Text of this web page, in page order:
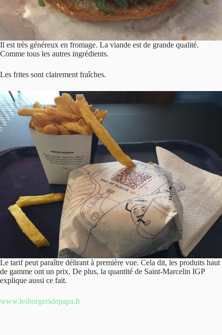
Il est très généreux en fromage. La viande est de grande qualité.
Comme tous les autres ingrédients.
Les frites sont clairement fraîches.
Le tarif peut paraître délirant à première vue. Cela dit, les produits haut
de gamme ont un prix. De plus, la quantité de Saint-Marcelin IGP
explique aussi ce fait.
www.lesburgersdepapa.fr